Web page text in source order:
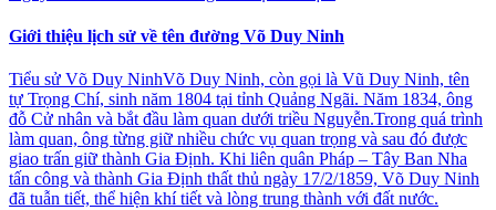
Giới thiệu lịch sử về tên đường Võ Duy Ninh
Tiểu sử Võ Duy NinhVõ Duy Ninh, còn gọi là Vũ Duy Ninh, tên
tự Trọng Chí, sinh năm 1804 tại tỉnh Quảng Ngãi. Năm 1834, ông
đỗ Cử nhân và bắt đầu làm quan dưới triều Nguyễn.Trong quá trình
làm quan, ông từng giữ nhiều chức vụ quan trọng và sau đó được
giao trấn giữ thành Gia Định. Khi liên quân Pháp – Tây Ban Nha
tấn công và thành Gia Định thất thủ ngày 17/2/1859, Võ Duy Ninh
đã tuẫn tiết, thể hiện khí tiết và lòng trung thành với đất nước.